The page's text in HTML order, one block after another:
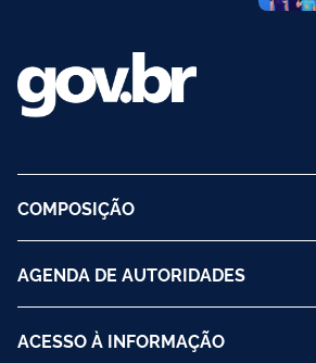
COMPOSIÇÃO
AGENDA DE AUTORIDADES
ACESSO À INFORMAÇÃO